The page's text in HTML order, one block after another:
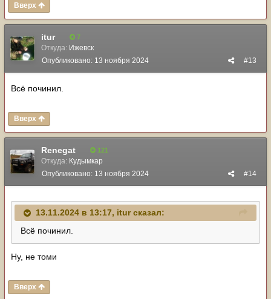
Вверх
itur 7
Откуда: Ижевск
#13
Опубликовано: 13 ноября 2024
Всё починил.
Вверх
Renegat 121
Откуда: Кудымкар
#14
Опубликовано: 13 ноября 2024
13.11.2024 в 13:17, iturсказал:
Всё починил.
Ну, не томи
Вверх